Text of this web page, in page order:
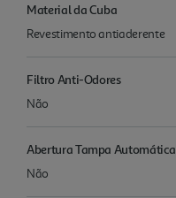
Material da Cuba
Revestimento antiaderente
Filtro Anti-Odores
Não
Abertura Tampa Automática
Não